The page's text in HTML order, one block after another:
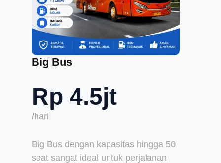
Big Bus
Rp 4.5jt
/hari
Big Bus dengan kapasitas hingga 50
seat sangat ideal untuk perjalanan